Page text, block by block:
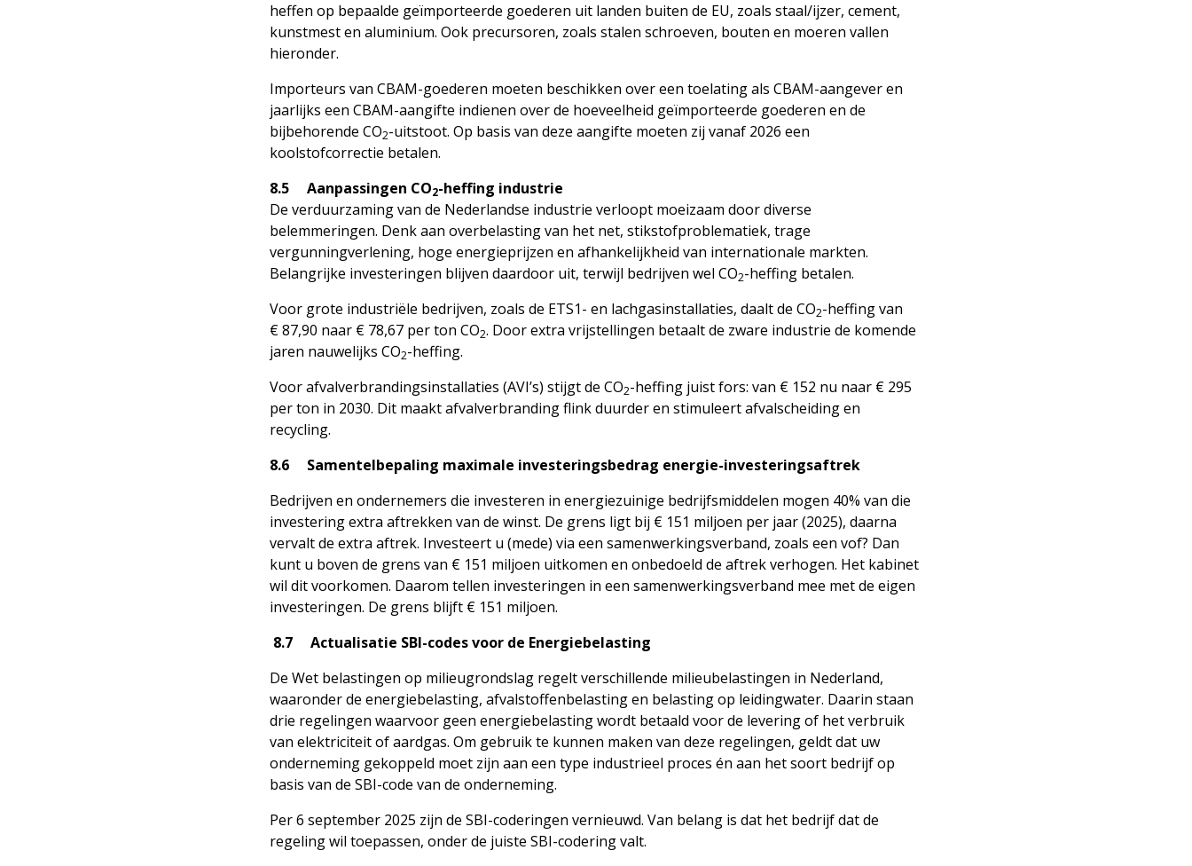
heffen op bepaalde geïmporteerde goederen uit landen buiten de EU, zoals staal/ijzer, cement,
kunstmest en aluminium. Ook precursoren, zoals stalen schroeven, bouten en moeren vallen
hieronder.
Importeurs van CBAM-goederen moeten beschikken over een toelating als CBAM-aangever en
jaarlijks een CBAM-aangifte indienen over de hoeveelheid geïmporteerde goederen en de
bijbehorende CO2-uitstoot. Op basis van deze aangifte moeten zij vanaf 2026 een
koolstofcorrectie betalen.
8.5 Aanpassingen CO2-heffing industrie
De verduurzaming van de Nederlandse industrie verloopt moeizaam door diverse
belemmeringen. Denk aan overbelasting van het net, stikstofproblematiek, trage
vergunningverlening, hoge energieprijzen en afhankelijkheid van internationale markten.
Belangrijke investeringen blijven daardoor uit, terwijl bedrijven wel CO2-heffing betalen.
Voor grote industriële bedrijven, zoals de ETS1- en lachgasinstallaties, daalt de CO2-heffing van
€ 87,90 naar € 78,67 per ton CO2. Door extra vrijstellingen betaalt de zware industrie de komende
jaren nauwelijks CO2-heffing.
Voor afvalverbrandingsinstallaties (AVI’s) stijgt de CO2-heffing juist fors: van € 152 nu naar € 295
per ton in 2030. Dit maakt afvalverbranding flink duurder en stimuleert afvalscheiding en
recycling.
8.6 Samentelbepaling maximale investeringsbedrag energie-investeringsaftrek
Bedrijven en ondernemers die investeren in energiezuinige bedrijfsmiddelen mogen 40% van die
investering extra aftrekken van de winst. De grens ligt bij € 151 miljoen per jaar (2025), daarna
vervalt de extra aftrek. Investeert u (mede) via een samenwerkingsverband, zoals een vof? Dan
kunt u boven de grens van € 151 miljoen uitkomen en onbedoeld de aftrek verhogen. Het kabinet
wil dit voorkomen. Daarom tellen investeringen in een samenwerkingsverband mee met de eigen
investeringen. De grens blijft € 151 miljoen.
8.7 Actualisatie SBI-codes voor de Energiebelasting
De Wet belastingen op milieugrondslag regelt verschillende milieubelastingen in Nederland,
waaronder de energiebelasting, afvalstoffenbelasting en belasting op leidingwater. Daarin staan
drie regelingen waarvoor geen energiebelasting wordt betaald voor de levering of het verbruik
van elektriciteit of aardgas. Om gebruik te kunnen maken van deze regelingen, geldt dat uw
onderneming gekoppeld moet zijn aan een type industrieel proces én aan het soort bedrijf op
basis van de SBI-code van de onderneming.
Per 6 september 2025 zijn de SBI-coderingen vernieuwd. Van belang is dat het bedrijf dat de
regeling wil toepassen, onder de juiste SBI-codering valt.